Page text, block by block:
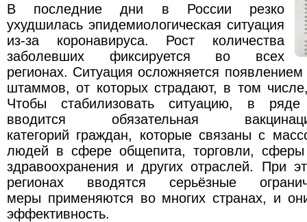
В последние дни в России резко
ухудшилась эпидемиологическая ситуация
из-за коронавируса. Рост количества
заболевших фиксируется во всех
регионах. Ситуация осложняется
штаммов, от которых страдают, в том
Чтобы стабилизовать ситуацию, в ряде
вводится обязательная
категорий граждан, которые связаны с
людей в сфере общепита, торговли, сферы
здравоохранения и других отраслей. При
регионах вводятся серьёзные
меры применяются во многих странах, и
эффективность.